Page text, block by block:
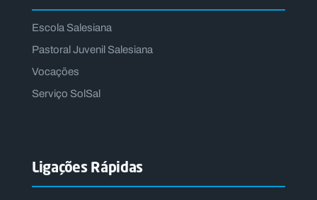
Escola Salesiana
Pastoral Juvenil Salesiana
Vocações
Serviço SolSal
Ligações Rápidas